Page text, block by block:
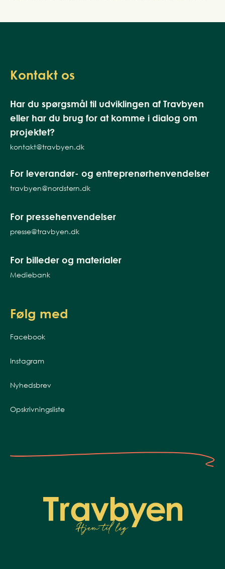
Kontakt os
Har du spørgsmål til udviklingen af Travbyen
eller har du brug for at komme i dialog om
projektet?
kontakt@travbyen.dk
For leverandør- og entreprenørhenvendelser
travbyen@nordstern.dk
For pressehenvendelser
presse@travbyen.dk
For billeder og materialer
Mediebank
Følg med
Facebook
Instagram
Nyhedsbrev
Opskrivningsliste